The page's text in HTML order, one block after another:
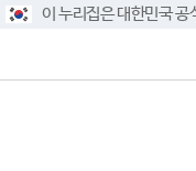
이 누리집은 대한민국